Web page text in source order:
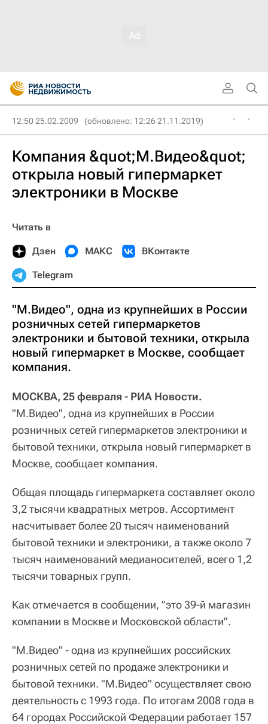
12:50 25.02.2009 (обновлено: 12:26 21.11.2019)
Компания &quot;М.Видео&quot;
открыла новый гипермаркет
электроники в Москве
Читать в
Дзен МАКС ВКонтакте
Telegram
"М.Видео", одна из крупнейших в России
розничных сетей гипермаркетов
электроники и бытовой техники, открыла
новый гипермаркет в Москве, сообщает
компания.
МОСКВА, 25 февраля - РИА Новости.
"М.Видео", одна из крупнейших в России
розничных сетей гипермаркетов электроники и
бытовой техники, открыла новый гипермаркет в
Москве, сообщает компания.
Общая площадь гипермаркета составляет около
3,2 тысячи квадратных метров. Ассортимент
насчитывает более 20 тысяч наименований
бытовой техники и электроники, а также около 7
тысяч наименований медианосителей, всего 1,2
тысячи товарных групп.
Как отмечается в сообщении, "это 39-й магазин
компании в Москве и Московской области".
"М.Видео" - одна из крупнейших российских
розничных сетей по продаже электроники и
бытовой техники. "М.Видео" осуществляет свою
деятельность с 1993 года. По итогам 2008 года в
64 городах Российской Федерации работает 157